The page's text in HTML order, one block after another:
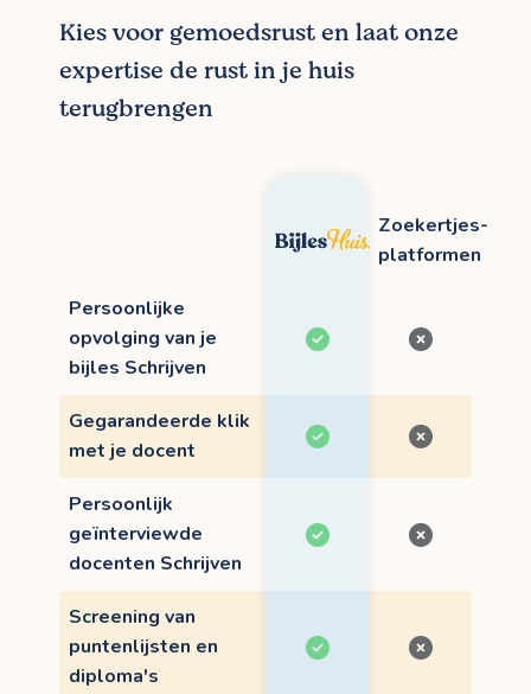
Kies voor gemoedsrust en laat onze
expertise de rust in je huis
terugbrengen
Zoekertjes-
platformen
Persoonlijke
opvolging van je
bijles Schrijven
Gegarandeerde klik
met je docent
Persoonlijk
geïnterviewde
docenten Schrijven
Screening van
puntenlijsten en
diploma's